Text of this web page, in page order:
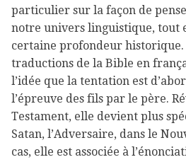
particulier sur la façon de
notre univers linguistique, tout
certaine profondeur historique.
traductions de la Bible en
l’idée que la tentation est
l’épreuve des fils par le père.
Testament, elle devient plus
Satan, l’Adversaire, dans le
cas, elle est associée à